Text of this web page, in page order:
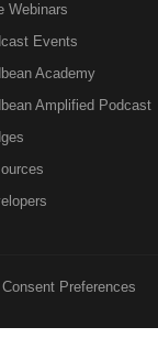
Webinars
Events
Academy
Amplified Podcast
Consent Preferences